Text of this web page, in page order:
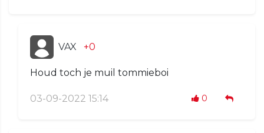
VAX +0
Houd toch je muil tommieboi
03-09-2022 15:14 0